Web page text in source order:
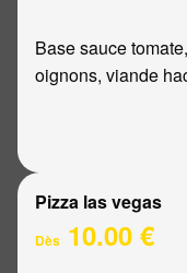
Base sauce
oignons, viande
Pizza las vegas
Dès 10.00 €